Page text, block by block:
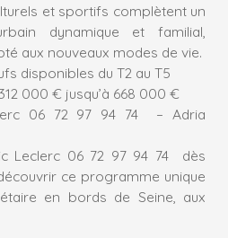
et sportifs complètent un
dynamique et familial,
aux nouveaux modes de vie.
disponibles du T2 au T5
000 € jusqu’à 668 000 €
06 72 97 94 74 – Adria
Leclerc 06 72 97 94 74 dès
ce programme unique
en bords de Seine, aux